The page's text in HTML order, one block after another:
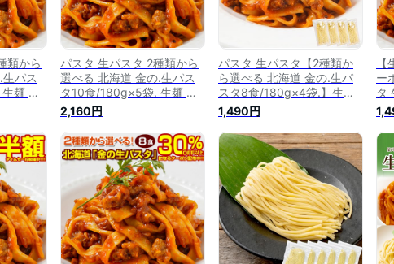
類から
パス
麺 糖
フェ
ネ スパ
合わせ
パスタ 生パスタ 2種類から
選べる 北海道 金の.生パス
タ10食/180g×5袋. 生麺 糖
質制限 低糖質 パスタ フェ
ットチーネ リングイネ スパ
ゲッティ セット 詰め合わせ
【DS02】
2,160円
パスタ 生パスタ【2種類か
ら選べる 北海道 金の.生パ
スタ8食/180g×4袋.】生麺
糖質制限 低糖質 パスタ フ
ェットチーネ リングイネ ス
パゲッティ セット 詰め合わ
せ【DS01】 (リングイネ8
食)
1,490円
ー
タ
る
食/
麺
せ
ネ